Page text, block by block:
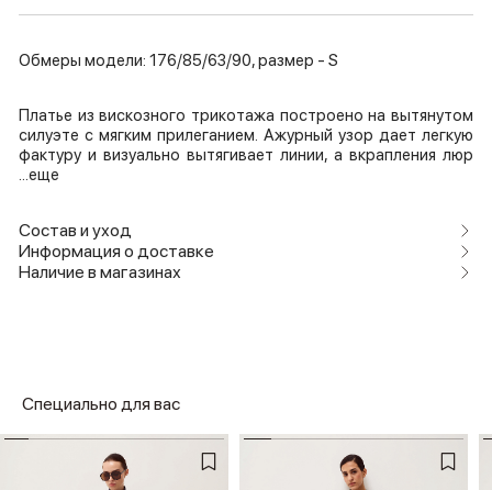
Обмеры модели: 176/85/63/90, размер - S
Платье из вискозного трикотажа построено на вытянутом
силуэте с мягким прилеганием. Ажурный узор дает легкую
фактуру и визуально вытягивает линии, а вкрапления люр
...еще
Состав и уход
Информация о доставке
Наличие в магазинах
Специально для вас